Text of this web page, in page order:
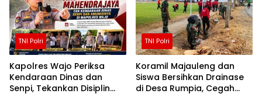
TNI Polri
Kapolres Wajo Periksa
Kendaraan Dinas dan
Senpi, Tekankan Disiplin
TNI Polri
Koramil Majauleng dan
Siswa Bersihkan Drainase
di Desa Rumpia, Cegah